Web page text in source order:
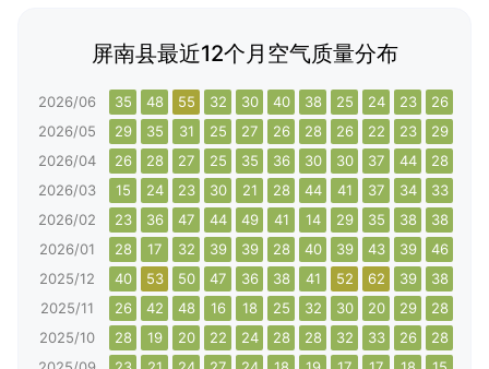
屏南县最近12个月空气质量分布
2026/06 35 48 55 32 30 40 38 25 24 23 26
2026/05
29 35 31 25 27 26 28 26 22 23 29
2026/04
26 28 27 25 35 36 30 30 37 44 28
2026/03
15 24 23 30 21 28 44 41 37 34 33
2026/02
23 36 47 44 49 41 14 29 35 38 38
2026/01
28 17 32 39 39 28 40 39 43 39 46
2025/12
40 53 50 47 36 38 41 52 62 39 38
2025/11
26 42 48 16 18 25 32 30 20 29 28
2025/10
28 19 20 22 24 28 28 32 33 26 28